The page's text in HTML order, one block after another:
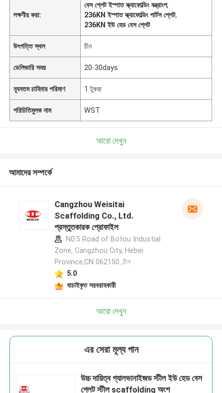
লক্ষণীয় করা:
বেস প্লেট ইস্পাত স্ক্যাফোল্ডিং যন্ত্রাংশ,
236KN ইস্পাত স্ক্যাফোল্ডিং পার্টস প্লেট,
236KN ইউ হেড বেস প্লেট
উৎপত্তি স্থল চীন
ডেলিভারি সময় 20-30days
ন্যূনতম চাহিদার পরিমাণ 1 টুকরা
পরিচিতিমুলক নাম WST
আরো দেখুন
আমাদের সম্পর্কে
Cangzhou Weisitai
Scaffolding Co., Ltd.
প্রস্তুতকারক প্রোফাইল
N0.5 Road of Botou Industial
Zone, Cangzhou City, Hebei
Province,CN 062150 ,চীন
5.0
যাচাইকৃত সরবরাহকারী
আরো দেখুন
এর সেরা মূল্য পান
উচ্চ দায়িত্ব গ্যালভানাইজড স্টীল ইউ হেড বেস
প্লেট স্টীল scaffolding অংশ